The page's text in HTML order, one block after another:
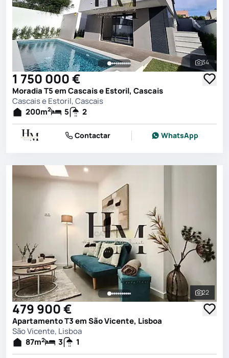
Ver
34
1 750 000 €
Moradia T5 em Cascais e Estoril, Cascais
Cascais e Estoril, Cascais
200m2 5 2
Contactar WhatsApp
Ver
22
479 900 €
Apartamento T3 em São Vicente, Lisboa
São Vicente, Lisboa
87m2 3 1